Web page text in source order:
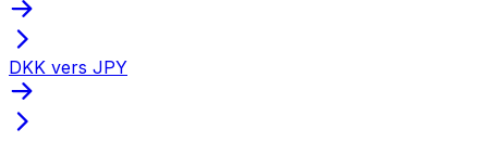
DKK vers JPY